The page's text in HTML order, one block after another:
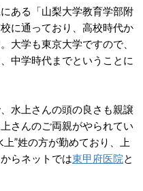
ある「山梨大学教育学部附
に通っており、高校時代か
大学も東京大学ですので、
中学時代までということに
水上さんの頭の良さも親譲
さんのご両親がやられてい
”姓の方が勤めており、上
らネットでは東甲府医院と